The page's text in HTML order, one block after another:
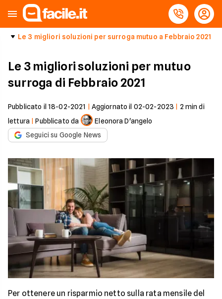
Le 3 migliori soluzioni per surroga mutuo a Febbraio 2021
Le 3 migliori soluzioni per mutuo
surroga di Febbraio 2021
Pubblicato il 18-02-2021 Aggiornato il 02-02-2023 2 min di
lettura |Pubblicato da
Eleonora D'angelo
Seguici su Google News
Per ottenere un risparmio netto sulla rata mensile del